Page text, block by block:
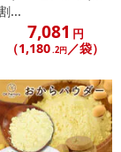
...
7,081 円
（1,180.2円／袋）